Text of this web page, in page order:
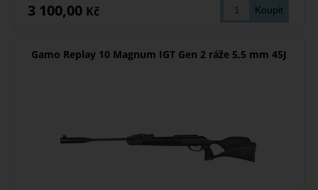
3 100,00 Kč
Gamo Replay 10 Magnum IGT Gen 2 ráže 5,5 mm 45J